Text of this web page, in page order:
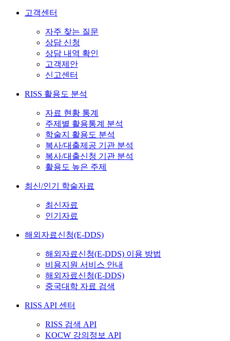
고객센터
자주 찾는 질문
상담 신청
상담 내역 확인
고객제안
신고센터
RISS 활용도 분석
자료 현황 통계
주제별 활용통계 분석
학술지 활용도 분석
복사/대출제공 기관 분석
복사/대출신청 기관 분석
활용도 높은 주제
최신/인기 학술자료
최신자료
인기자료
해외자료신청(E-DDS)
해외자료신청(E-DDS) 이용 방법
비용지원 서비스 안내
해외자료신청(E-DDS)
중국대학 자료 검색
RISS API 센터
RISS 검색 API
KOCW 강의정보 API